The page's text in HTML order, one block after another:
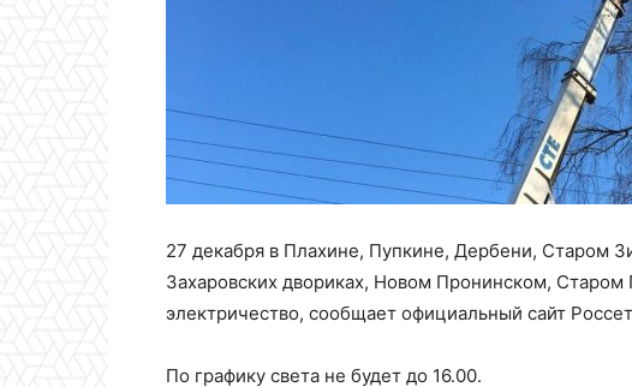
27 декабря в Плахине, Пупкине, Дербени, Старом
Захаровских двориках, Новом Пронинском,
электричество, сообщает официальный сайт
По графику света не будет до 16.00.